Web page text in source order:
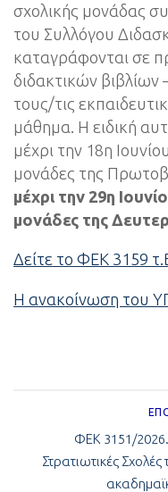
σχολικής μονάδας
του Συλλόγου
καταγράφονται σε
διδακτικών
τους/τις
μάθημα. Η ειδική
μέχρι την 18η
μονάδες της
μέχρι την 29η
μονάδες της
Δείτε το ΦΕΚ 3159
Η ανακοίνωση του
ΦΕΚ 3151/2026.
Στρατιωτικές